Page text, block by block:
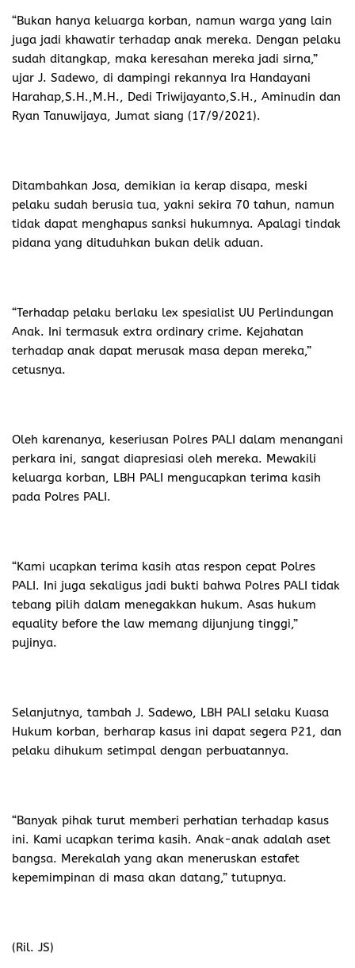
“Bukan hanya keluarga korban, namun warga yang lain
juga jadi khawatir terhadap anak mereka. Dengan pelaku
sudah ditangkap, maka keresahan mereka jadi sirna,”
ujar J. Sadewo, di dampingi rekannya Ira Handayani
Harahap,S.H.,M.H., Dedi Triwijayanto,S.H., Aminudin dan
Ryan Tanuwijaya, Jumat siang (17/9/2021).
Ditambahkan Josa, demikian ia kerap disapa, meski
pelaku sudah berusia tua, yakni sekira 70 tahun, namun
tidak dapat menghapus sanksi hukumnya. Apalagi tindak
pidana yang dituduhkan bukan delik aduan.
“Terhadap pelaku berlaku lex spesialist UU Perlindungan
Anak. Ini termasuk extra ordinary crime. Kejahatan
terhadap anak dapat merusak masa depan mereka,”
cetusnya.
Oleh karenanya, keseriusan Polres PALI dalam menangani
perkara ini, sangat diapresiasi oleh mereka. Mewakili
keluarga korban, LBH PALI mengucapkan terima kasih
pada Polres PALI.
“Kami ucapkan terima kasih atas respon cepat Polres
PALI. Ini juga sekaligus jadi bukti bahwa Polres PALI tidak
tebang pilih dalam menegakkan hukum. Asas hukum
equality before the law memang dijunjung tinggi,”
pujinya.
Selanjutnya, tambah J. Sadewo, LBH PALI selaku Kuasa
Hukum korban, berharap kasus ini dapat segera P21, dan
pelaku dihukum setimpal dengan perbuatannya.
“Banyak pihak turut memberi perhatian terhadap kasus
ini. Kami ucapkan terima kasih. Anak-anak adalah aset
bangsa. Merekalah yang akan meneruskan estafet
kepemimpinan di masa akan datang,” tutupnya.
(Ril. JS)